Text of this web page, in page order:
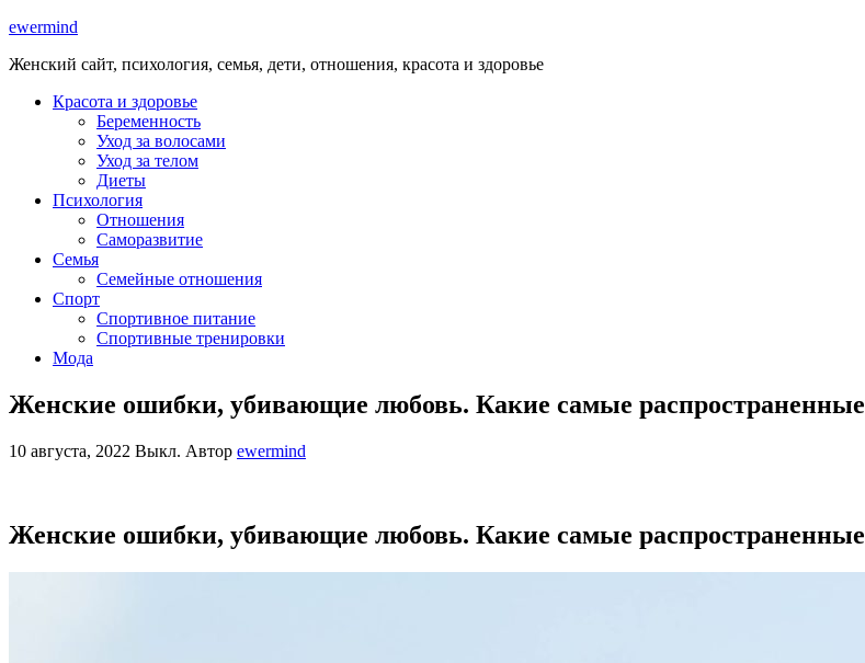
ewermind
Женский сайт, психология, семья, дети, отношения, красота и здоровье
Красота и здоровье
Беременность
Уход за волосами
Уход за телом
Диеты
Психология
Отношения
Саморазвитие
Семья
Семейные отношения
Спорт
Спортивное питание
Спортивные тренировки
Мода
Женские ошибки, убивающие любовь. Какие самые распространенные
10 августа, 2022 Выкл. Автор ewermind
Женские ошибки, убивающие любовь. Какие самые распространенные